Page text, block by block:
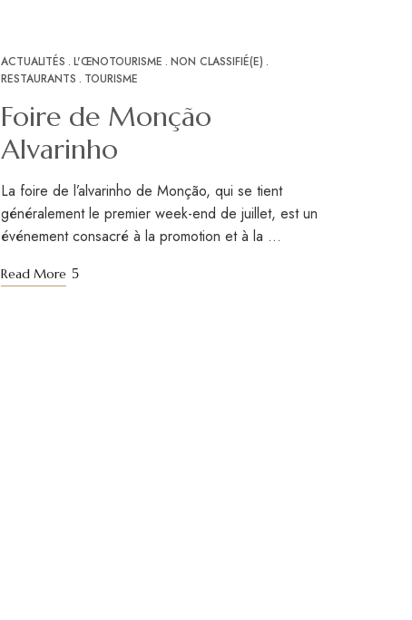
NOV
10
ACTUALITÉS L'ŒNOTOURISME NON CLASSIFIÉ(E)
RESTAURANTS
TOURISME
Foire de Monção
Alvarinho
La foire de l’alvarinho de Monção, qui se tient
généralement le premier week-end de juillet, est un
événement consacré à la promotion et à la …
Read More